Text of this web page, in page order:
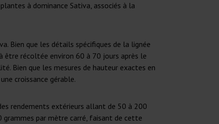
à dominance Sativa, associés à la
Bien que les détails spécifiques de la lignée
être récoltée environ 60 à 70 jours après le
Bien que les mesures de hauteur exactes en
croissance gérable.
rendements extérieurs allant de 50 à 200
par mètre carré, faisant de cette